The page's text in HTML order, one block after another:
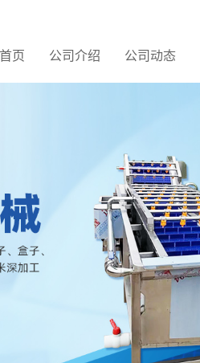
页 公司介绍 公司动态